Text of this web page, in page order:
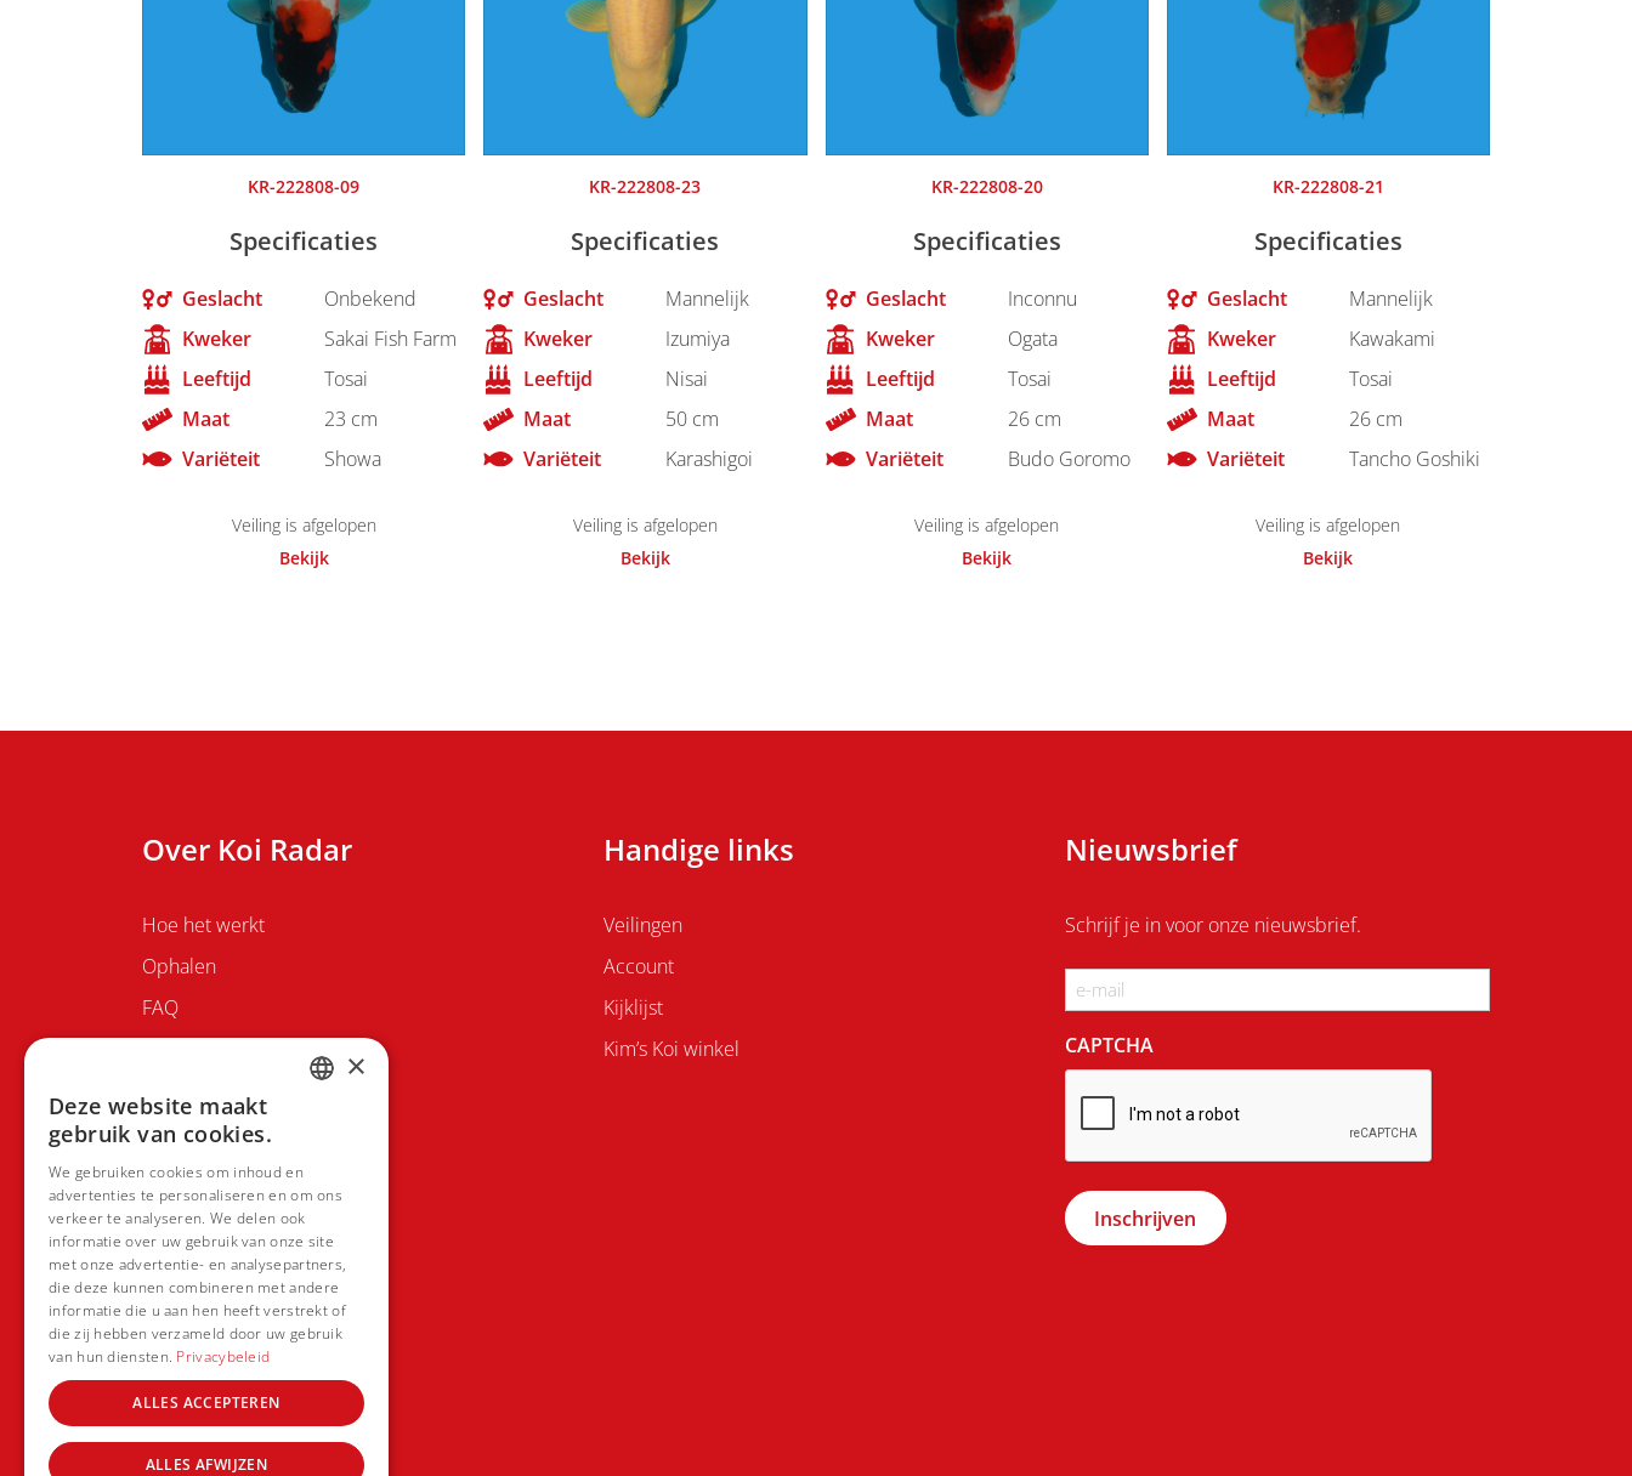
KR-222808-09
Specificaties
Geslacht
Onbekend
Kweker
Sakai Fish Farm
Leeftijd
Tosai
Maat
23 cm
Variëteit
Showa
Veiling is afgelopen
Bekijk
KR-222808-23
Specificaties
Geslacht
Mannelijk
Kweker
Izumiya
Leeftijd
Nisai
Maat
50 cm
Variëteit
Karashigoi
Veiling is afgelopen
Bekijk
KR-222808-20
Specificaties
Geslacht
Inconnu
Kweker
Ogata
Leeftijd
Tosai
Maat
26 cm
Variëteit
Budo Goromo
Veiling is afgelopen
Bekijk
KR-222808-21
Specificaties
Geslacht
Mannelijk
Kweker
Kawakami
Leeftijd
Tosai
Maat
26 cm
Variëteit
Tancho Goshiki
Veiling is afgelopen
Bekijk
Over Koi Radar
Hoe het werkt
Ophalen
FAQ
Handige links
Veilingen
Account
Kijklijst
Kim’s Koi winkel
Nieuwsbrief
Schrijf je in voor onze nieuwsbrief.
Email
CAPTCHA
×
Deze website maakt
gebruik van cookies.
We gebruiken cookies om inhoud en
advertenties te personaliseren en om ons
verkeer te analyseren. We delen ook
informatie over uw gebruik van onze site
met onze advertentie- en analysepartners,
die deze kunnen combineren met andere
informatie die u aan hen heeft verstrekt of
die zij hebben verzameld door uw gebruik
van hun diensten. Privacybeleid
ALLES ACCEPTEREN
ALLES AFWIJZEN